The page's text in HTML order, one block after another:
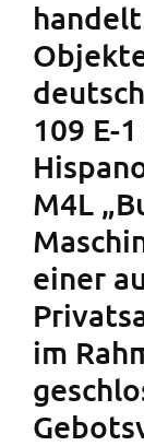
109 E-
M4L
einer
im